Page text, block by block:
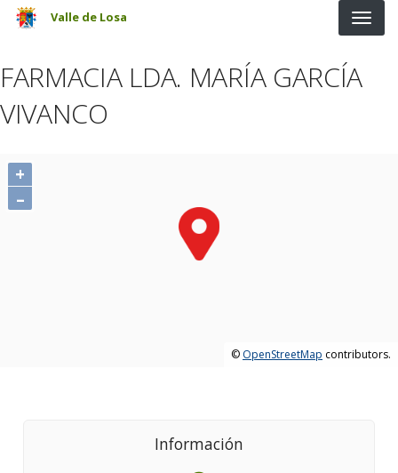
Pasar al contenido principal
Valle de Losa
FARMACIA LDA. MARÍA GARCÍA
VIVANCO
+
–
© OpenStreetMap contributors.
Información